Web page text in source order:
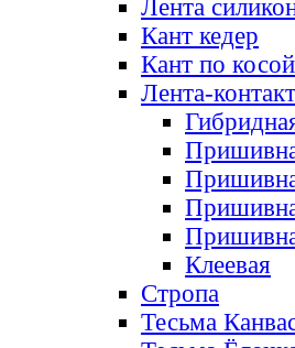
Лента
Кант кедер
Кант по косой
Лента-
Клеевая
Стропа
Тесьма